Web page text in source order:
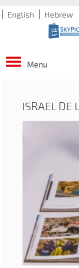
Hebrew
English
Menu
ISRAEL DE